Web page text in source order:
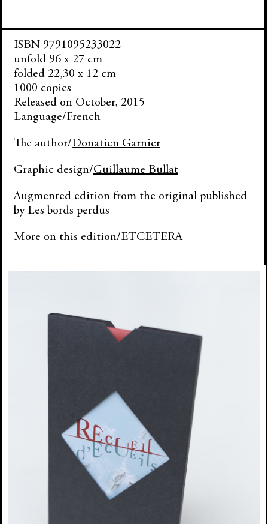
ISBN 9791095233022
unfold 96 x 27 cm
folded 22,30 x 12 cm
1000 copies
Released on October, 2015
Language/French
The author/Donatien Garnier
Graphic design/Guillaume Bullat
Augmented edition from the original published
by Les bords perdus
More on this edition/ETCETERA